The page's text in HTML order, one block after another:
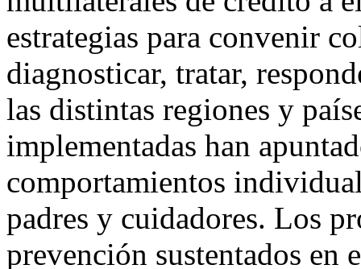
estrategias para convenir
diagnosticar, tratar,
las distintas regiones y
implementadas han
comportamientos
padres y cuidadores. Los
prevención sustentados en